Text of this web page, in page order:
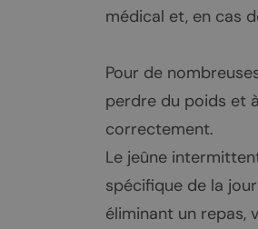
médical et, en cas
Pour de
perdre du poids et
correctement.
Le jeûne
spécifique de la
éliminant un repas,